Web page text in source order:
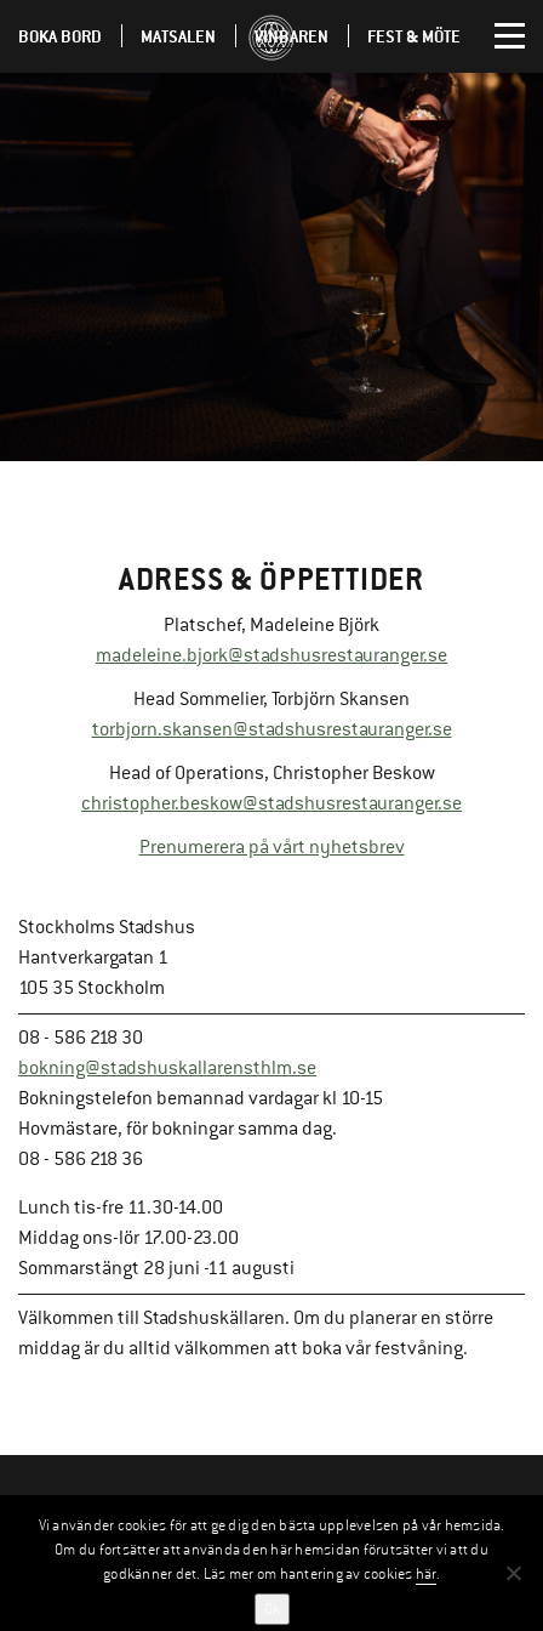
BOKA BORD MATSALEN VINBAREN FEST & MÖTE
ADRESS & ÖPPETTIDER
Platschef, Madeleine Björk
madeleine.bjork@stadshusrestauranger.se
Head Sommelier, Torbjörn Skansen
torbjorn.skansen@stadshusrestauranger.se
Head of Operations, Christopher Beskow
christopher.beskow@stadshusrestauranger.se
Prenumerera på vårt nyhetsbrev
Stockholms Stadshus
Hantverkargatan 1
105 35 Stockholm
08 - 586 218 30
bokning@stadshuskallarensthlm.se
Bokningstelefon bemannad vardagar kl 10-15
Hovmästare, för bokningar samma dag.
08 - 586 218 36
Lunch tis-fre 11.30-14.00
Middag ons-lör 17.00-23.00
Sommarstängt 28 juni -11 augusti
Välkommen till Stadshuskällaren. Om du planerar en större
middag är du alltid välkommen att boka vår festvåning.
Vi använder cookies för att ge dig den bästa upplevelsen på vår hemsida.
Om du fortsätter att använda den här hemsidan förutsätter vi att du
godkänner det. Läs mer om hantering av cookies här.